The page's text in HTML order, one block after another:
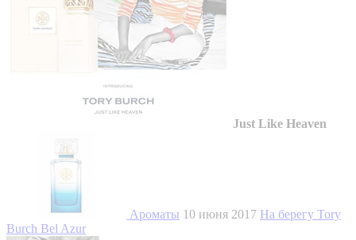
Just Like Heaven
Ароматы 10 июня 2017 На берегу Tory
Burch Bel Azur